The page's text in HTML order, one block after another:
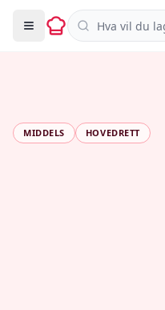
Søk i oppskrifter
MIDDELS HOVEDRETT